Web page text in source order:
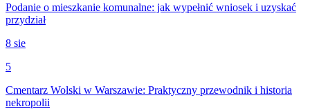
Podanie o mieszkanie komunalne: jak wypełnić wniosek i uzyskać
przydział
8 sie
5
Cmentarz Wolski w Warszawie: Praktyczny przewodnik i historia
nekropolii